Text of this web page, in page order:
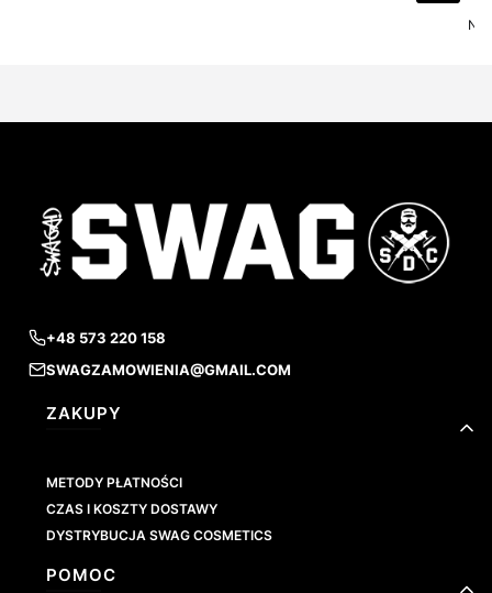
+48 573 220 158
SWAGZAMOWIENIA@GMAIL.COM
Linki w stopce
ZAKUPY
METODY PŁATNOŚCI
CZAS I KOSZTY DOSTAWY
DYSTRYBUCJA SWAG COSMETICS
POMOC